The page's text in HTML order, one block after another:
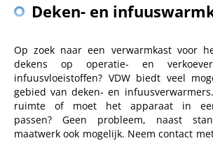
Contact
Downloads
Deken- en
Op zoek naar een verwarmkast voor
dekens op operatie- en
infuusvloeistoffen? VDW biedt veel
gebied van deken- en
ruimte of moet het apparaat in
passen? Geen probleem, naast
maatwerk ook mogelijk. Neem contact